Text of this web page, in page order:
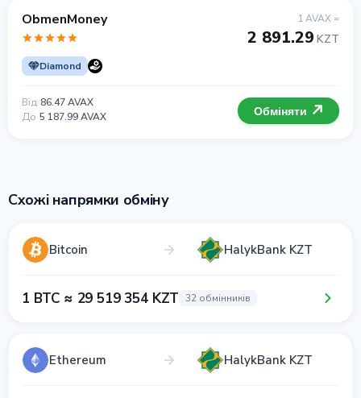
ObmenMoney
Diamond
1 AVAX =
2 891.29 KZT
Від 86.47 AVAX
До 5 187.99 AVAX Обміняти
Схожі напрямки обміну
Bitcoin HalykBank KZT
1 BTC ≈ 29 519 354 KZT 32 обмінників
Ethereum HalykBank KZT